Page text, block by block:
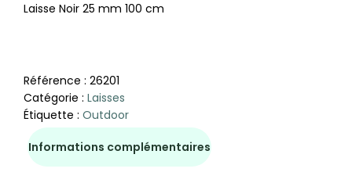
Laisse Noir 25 mm 100 cm
Référence : 26201
Catégorie : Laisses
Étiquette : Outdoor
Informations complémentaires